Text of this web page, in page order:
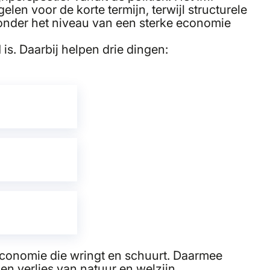
voor de korte termijn, terwijl structurele
het niveau van een sterke economie
Daarbij helpen drie dingen:
onze
wordt
en
in ultra
voor
die wringt en schuurt. Daarmee